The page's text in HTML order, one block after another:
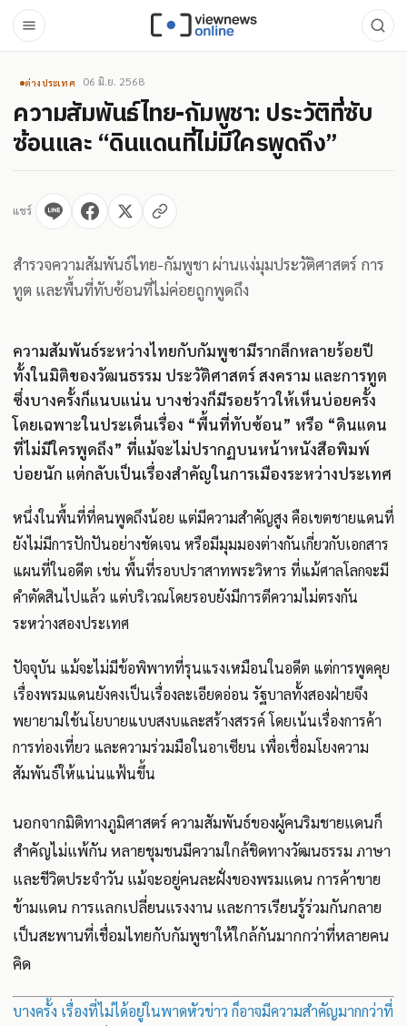
ต่างประเทศ 06 มิ.ย. 2568
ความสัมพันธ์ไทย-กัมพูชา: ประวัติที่ซับ
ซ้อนและ “ดินแดนที่ไม่มีใครพูดถึง”
แชร์
สำรวจความสัมพันธ์ไทย-กัมพูชา ผ่านแง่มุมประวัติศาสตร์ การ
ทูต และพื้นที่ทับซ้อนที่ไม่ค่อยถูกพูดถึง
ความสัมพันธ์ระหว่างไทยกับกัมพูชามีรากลึกหลายร้อยปี
ทั้งในมิติของวัฒนธรรม ประวัติศาสตร์ สงคราม และการทูต
ซึ่งบางครั้งก็แนบแน่น บางช่วงก็มีรอยร้าวให้เห็นบ่อยครั้ง
โดยเฉพาะในประเด็นเรื่อง “พื้นที่ทับซ้อน” หรือ “ดินแดน
ที่ไม่มีใครพูดถึง” ที่แม้จะไม่ปรากฏบนหน้าหนังสือพิมพ์
บ่อยนัก แต่กลับเป็นเรื่องสำคัญในการเมืองระหว่างประเทศ
หนึ่งในพื้นที่ที่คนพูดถึงน้อย แต่มีความสำคัญสูง คือเขตชายแดนที่
ยังไม่มีการปักปันอย่างชัดเจน หรือมีมุมมองต่างกันเกี่ยวกับเอกสาร
แผนที่ในอดีต เช่น พื้นที่รอบปราสาทพระวิหาร ที่แม้ศาลโลกจะมี
คำตัดสินไปแล้ว แต่บริเวณโดยรอบยังมีการตีความไม่ตรงกัน
ระหว่างสองประเทศ
ปัจจุบัน แม้จะไม่มีข้อพิพาทที่รุนแรงเหมือนในอดีต แต่การพูดคุย
เรื่องพรมแดนยังคงเป็นเรื่องละเอียดอ่อน รัฐบาลทั้งสองฝ่ายจึง
พยายามใช้นโยบายแบบสงบและสร้างสรรค์ โดยเน้นเรื่องการค้า
การท่องเที่ยว และความร่วมมือในอาเซียน เพื่อเชื่อมโยงความ
สัมพันธ์ให้แน่นแฟ้นขึ้น
นอกจากมิติทางภูมิศาสตร์ ความสัมพันธ์ของผู้คนริมชายแดนก็
สำคัญไม่แพ้กัน หลายชุมชนมีความใกล้ชิดทางวัฒนธรรม ภาษา
และชีวิตประจำวัน แม้จะอยู่คนละฝั่งของพรมแดน การค้าขาย
ข้ามแดน การแลกเปลี่ยนแรงงาน และการเรียนรู้ร่วมกันกลาย
เป็นสะพานที่เชื่อมไทยกับกัมพูชาให้ใกล้กันมากกว่าที่หลายคน
คิด
บางครั้ง เรื่องที่ไม่ได้อยู่ในพาดหัวข่าว ก็อาจมีความสำคัญมากกว่าที่